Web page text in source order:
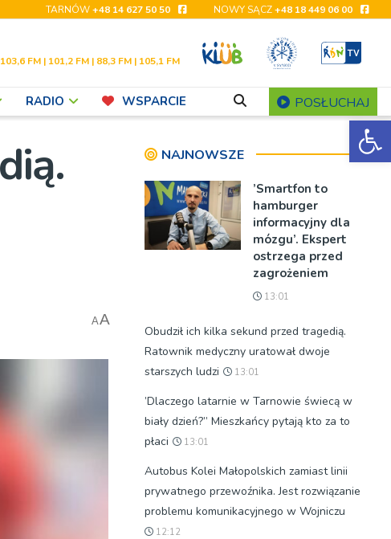
TARNÓW+48 14 627 50 50 NOWY SĄCZ+48 18 449 06 00
103,6 FM | 101,2 FM | 88,3 FM | 105,1 FM
RADIO WSPARCIE POSŁUCHAJ
AA
NAJNOWSZE
’Smartfon to
hamburger
informacyjny dla
mózgu’. Ekspert
ostrzega przed
zagrożeniem
13:01
Obudził ich kilka sekund przed tragedią.
Ratownik medyczny uratował dwoje
starszych ludzi
13:01
’Dlaczego latarnie w Tarnowie świecą w
biały dzień?” Mieszkańcy pytają kto za to
płaci
13:01
Autobus Kolei Małopolskich zamiast linii
prywatnego przewoźnika. Jest rozwiązanie
problemu komunikacyjnego w Wojniczu
12:12